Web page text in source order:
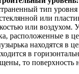
тип
или
или воздухом.
расположенные в
находятся в
в
то поверхность